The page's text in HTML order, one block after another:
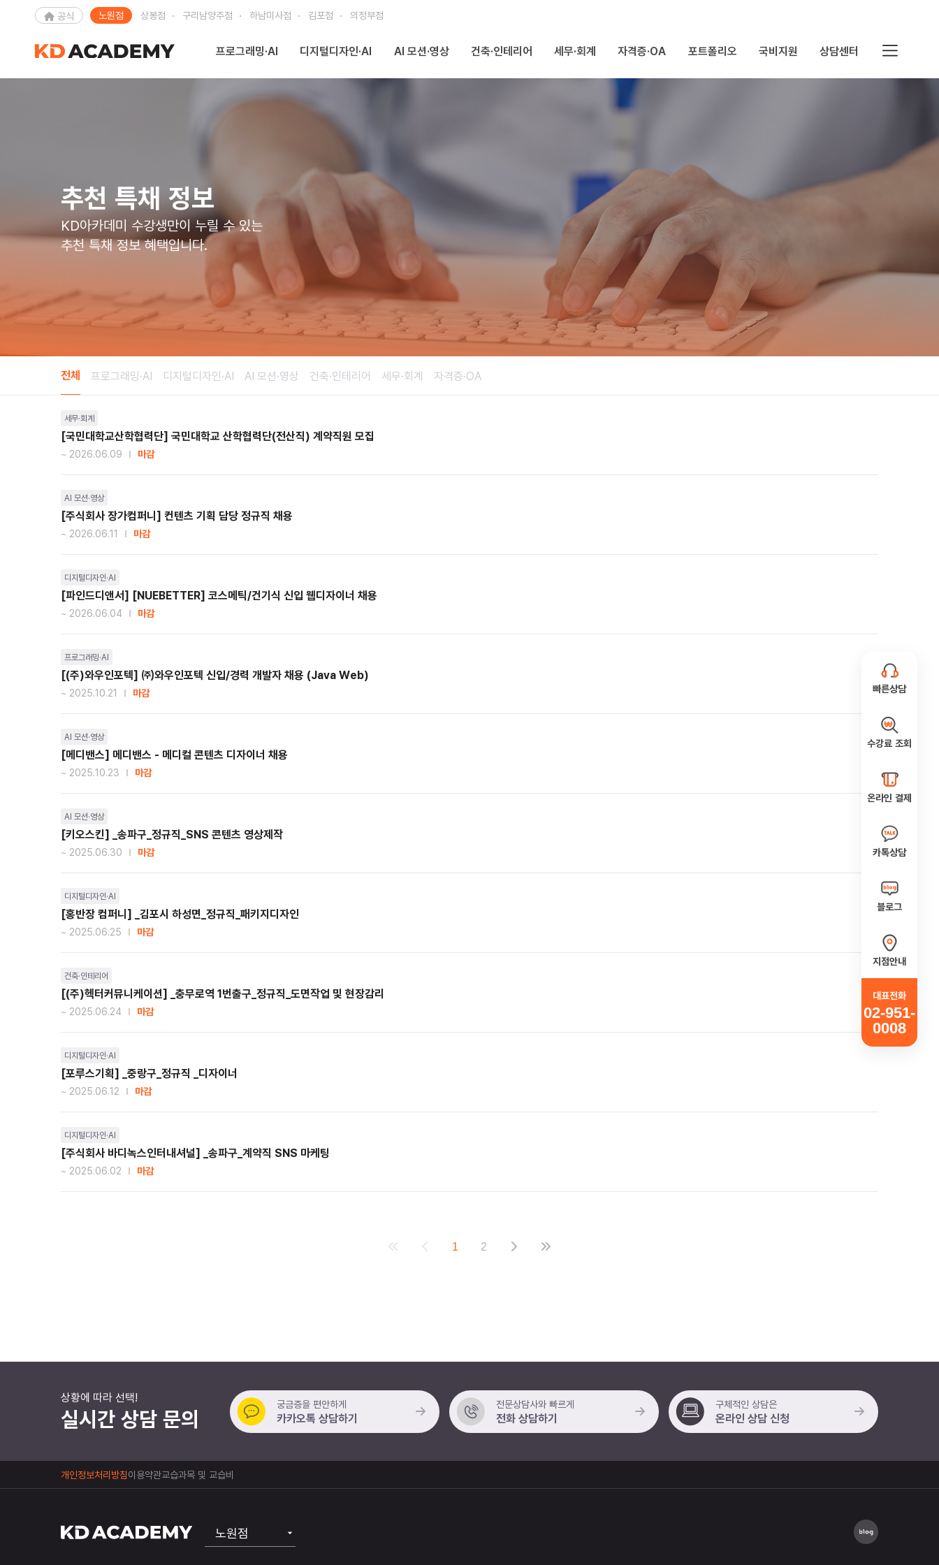
공식 노원점 상봉점 구리남양주점 하남미사점 김포점 의정부점
프로그래밍·AI 디지털디자인·AI AI 모션·영상 건축·인테리어 세무·회계 자격증·OA 포트폴리오 국비지원 상담센터
추천 특채 정보
KD아카데미 수강생만이 누릴 수 있는
추천 특채 정보 혜택입니다.
전체 프로그래밍·AI 디지털디자인·AI AI 모션·영상 건축·인테리어 세무·회계 자격증·OA
세무·회계
[국민대학교산학협력단] 국민대학교 산학협력단(전산직) 계약직원 모집
~ 2026.06.09 마감
AI 모션·영상
[주식회사 장가컴퍼니] 컨텐츠 기획 담당 정규직 채용
~ 2026.06.11 마감
디지털디자인·AI
[파인드디앤서] [NUEBETTER] 코스메틱/건기식 신입 웹디자이너 채용
~ 2026.06.04 마감
프로그래밍·AI
[(주)와우인포텍] ㈜와우인포텍 신입/경력 개발자 채용 (Java Web)
~ 2025.10.21 마감
AI 모션·영상
[메디밴스] 메디밴스 - 메디컬 콘텐츠 디자이너 채용
~ 2025.10.23 마감
AI 모션·영상
[키오스킨] _송파구_정규직_SNS 콘텐츠 영상제작
~ 2025.06.30 마감
디지털디자인·AI
[홍반장 컴퍼니] _김포시 하성면_정규직_패키지디자인
~ 2025.06.25 마감
건축·인테리어
[(주)헥터커뮤니케이션] _충무로역 1번출구_정규직_도면작업 및 현장감리
~ 2025.06.24 마감
디지털디자인·AI
[포루스기획] _중랑구_정규직 _디자이너
~ 2025.06.12 마감
디지털디자인·AI
[주식회사 바디녹스인터내셔널] _송파구_계약직 SNS 마케팅
~ 2025.06.02 마감
1 2
상황에 따라 선택!
실시간 상담 문의
궁금증을 편안하게
카카오톡 상담하기
전문상담사와 빠르게
전화 상담하기
구체적인 상담은
온라인 상담 신청
개인정보처리방침이용약관교습과목 및 교습비
노원점
빠른상담
수강료 조회
온라인 결제
카톡상담
블로그
지점안내
대표전화
02-951-
0008